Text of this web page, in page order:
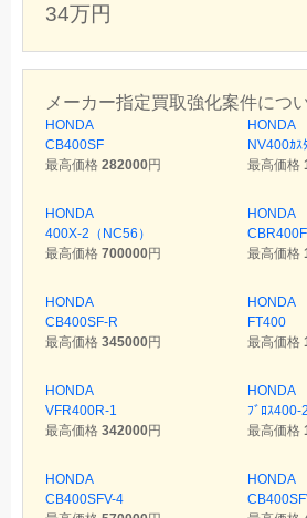
34万円
メーカー指定買取強化案件につ
HONDA
CB400SF
最高価格 282000円
HONDA
NV400ｶｽ
最高価格
HONDA
400X-2（NC56）
最高価格 700000円
HONDA
最高価格
HONDA
CB400SF-R
最高価格 345000円
HONDA
FT400
最高価格
HONDA
VFR400R-1
最高価格 342000円
HONDA
ﾌﾞﾛｽ400-2
最高価格
HONDA
CB400SFV-4
HONDA